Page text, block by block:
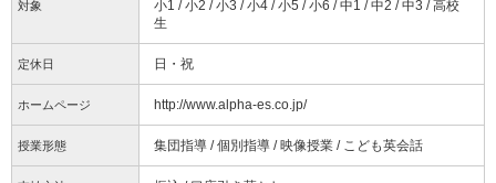
対象
小1 / 小2 / 小3 / 小4 / 小5 / 小6 / 中1 / 中2 / 中3 / 高校
生
定休日 日・祝
ホームページ http://www.alpha-es.co.jp/
授業形態 集団指導 / 個別指導 / 映像授業 / こども英会話